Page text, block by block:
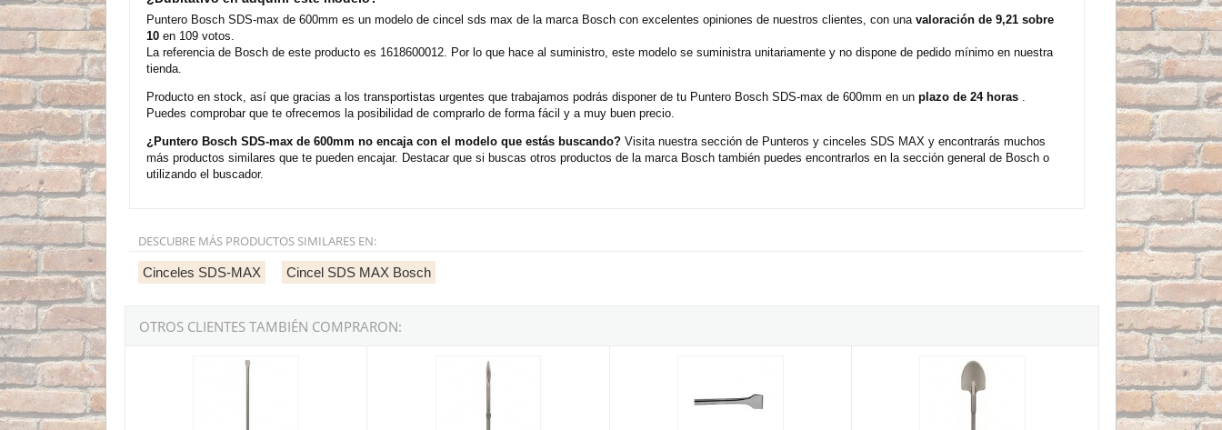
Puntero Bosch SDS-max de 600mm es un modelo de cincel sds max de la marca Bosch con excelentes opiniones de nuestros clientes, con una valoración de 9,21 sobre
10 en 109 votos.
La referencia de Bosch de este producto es 1618600012. Por lo que hace al suministro, este modelo se suministra unitariamente y no dispone de pedido mínimo en nuestra
tienda.
Producto en stock, así que gracias a los transportistas urgentes que trabajamos podrás disponer de tu Puntero Bosch SDS-max de 600mm en un plazo de 24 horas
Puedes comprobar que te ofrecemos la posibilidad de comprarlo de forma fácil y a muy buen precio.
¿Puntero Bosch SDS-max de 600mm no encaja con el modelo que estás buscando? Visita nuestra sección de Punteros y cinceles SDS MAX y encontrarás muchos
más productos similares que te pueden encajar. Destacar que si buscas otros productos de la marca Bosch también puedes encontrarlos en la sección general de Bosch o
utilizando el buscador.
DESCUBRE MÁS PRODUCTOS SIMILARES EN:
Cinceles SDS-MAX Cincel SDS MAX Bosch
OTROS CLIENTES TAMBIÉN COMPRARON:
Cincel hueco Bosch SDS-max - 110x400mm